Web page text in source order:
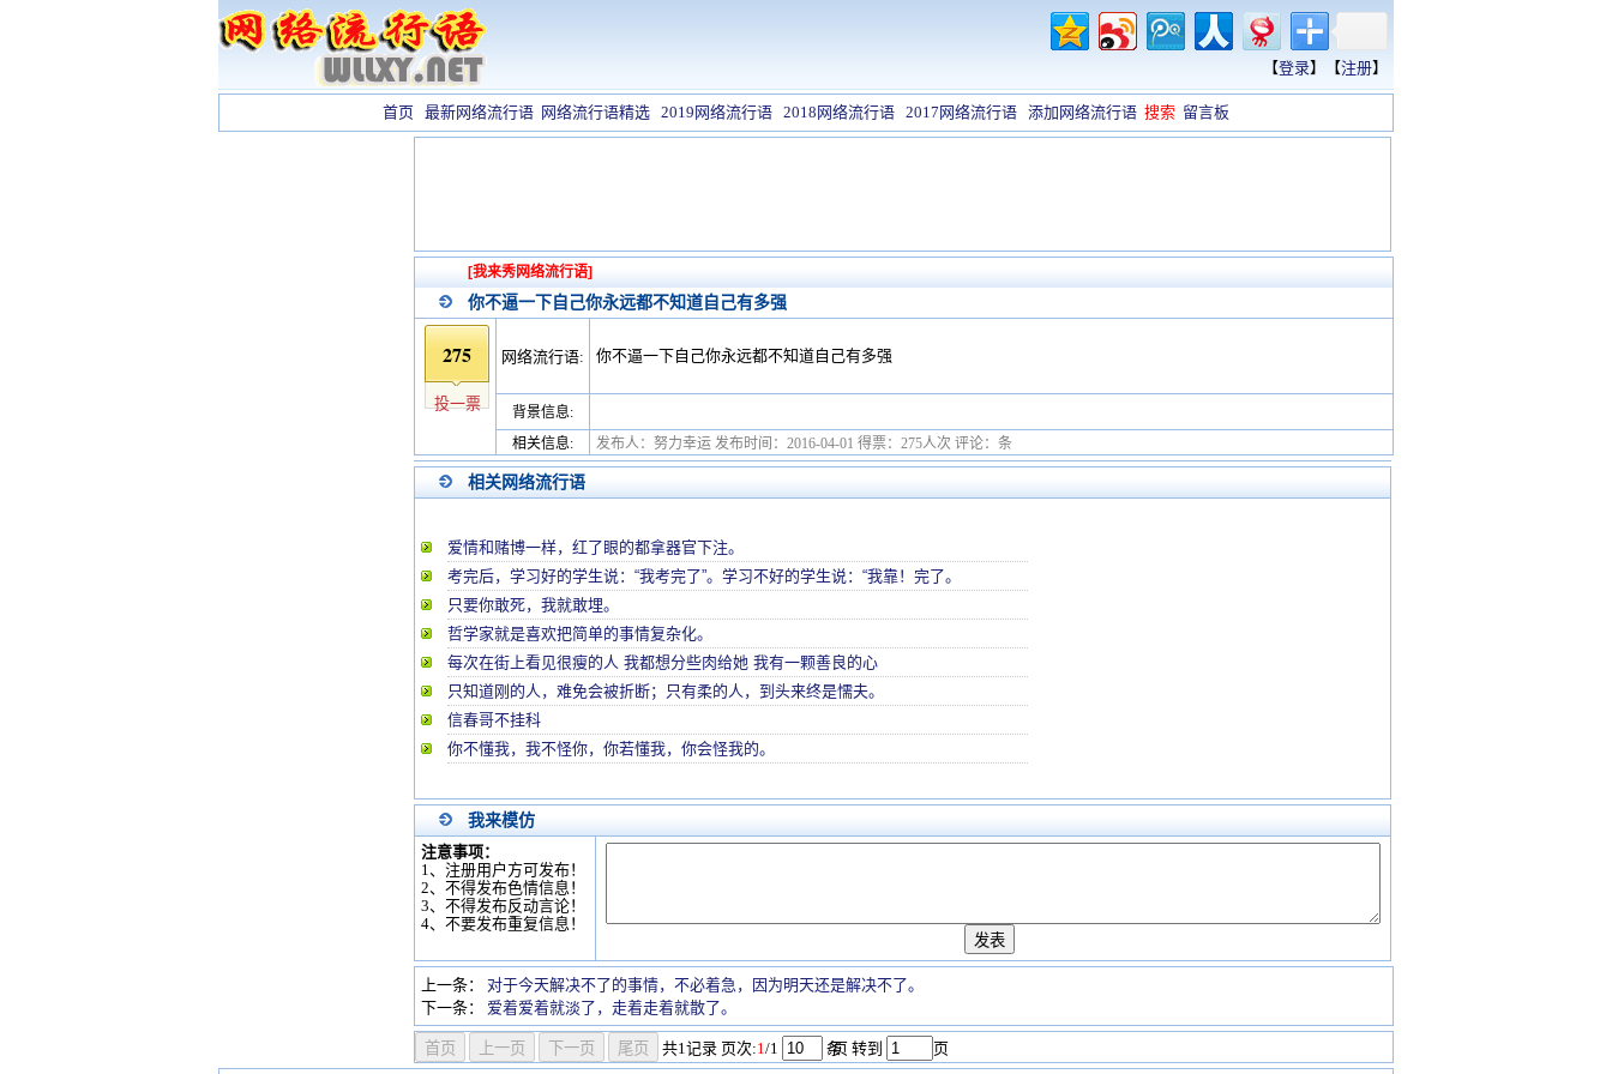
【登录】【注册】
首页 最新网络流行语 网络流行语精选 2019网络流行语 2018网络流行语 2017网络流行语 添加网络流行语 搜索 留言板
[我来秀网络流行语]
你不逼一下自己你永远都不知道自己有多强
275
投一票
网络流行语: 你不逼一下自己你永远都不知道自己有多强
背景信息:
相关信息:
发布人：努力幸运 发布时间：2016-04-01 得票：275人次 评论：条
相关网络流行语
爱情和赌博一样，红了眼的都拿器官下注。
考完后，学习好的学生说：“我考完了”。学习不好的学生说：“我靠！完了。
只要你敢死，我就敢埋。
哲学家就是喜欢把简单的事情复杂化。
每次在街上看见很瘦的人 我都想分些肉给她 我有一颗善良的心
只知道刚的人，难免会被折断；只有柔的人，到头来终是懦夫。
信春哥不挂科
你不懂我，我不怪你，你若懂我，你会怪我的。
我来模仿
注意事项：
1、注册用户方可发布！
2、不得发布色情信息！
3、不得发布反动言论！
4、不要发布重复信息！
上一条：
对于今天解决不了的事情，不必着急，因为明天还是解决不了。
下一条：
爱着爱着就淡了，走着走着就散了。
共1记录 页次:1/1 条
/页 转到 页